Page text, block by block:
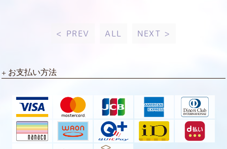
< PREV ALL NEXT >
お支払い方法